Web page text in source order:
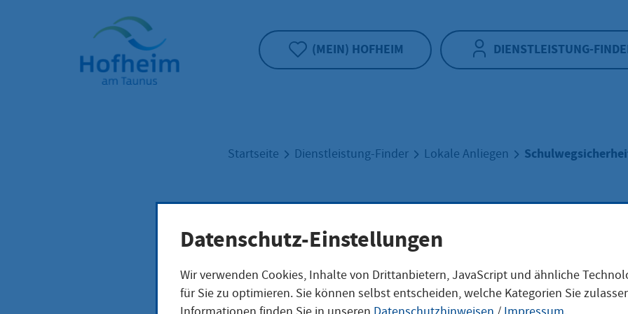
Startseite"
(MEIN) HOFHEIM DIENSTLEISTUNG-
Startseite Dienstleistung-Finder Lokale Anliegen
Schulwegsicherheit
Leistungsbeschreibung
Datenschutz-Einstellungen
Wir verwenden Cookies, Inhalte von Drittanbietern, JavaScript und ähnliche
für Sie zu optimieren. Sie können selbst entscheiden, welche Kategorien Sie